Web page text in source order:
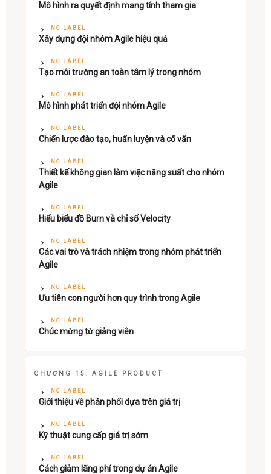
Mô hình ra quyết định mang tính tham gia
NO LABEL
Xây dựng đội nhóm Agile hiệu quả
NO LABEL
Tạo môi trường an toàn tâm lý trong nhóm
NO LABEL
Mô hình phát triển đội nhóm Agile
NO LABEL
Chiến lược đào tạo, huấn luyện và cố vấn
NO LABEL
Thiết kế không gian làm việc năng suất cho nhóm
Agile
NO LABEL
Hiểu biểu đồ Burn và chỉ số Velocity
NO LABEL
Các vai trò và trách nhiệm trong nhóm phát triển
Agile
NO LABEL
Ưu tiên con người hơn quy trình trong Agile
NO LABEL
Chúc mừng từ giảng viên
CHƯƠNG 15: AGILE PRODUCT
NO LABEL
Giới thiệu về phân phối dựa trên giá trị
NO LABEL
Kỹ thuật cung cấp giá trị sớm
NO LABEL
Cách giảm lãng phí trong dự án Agile